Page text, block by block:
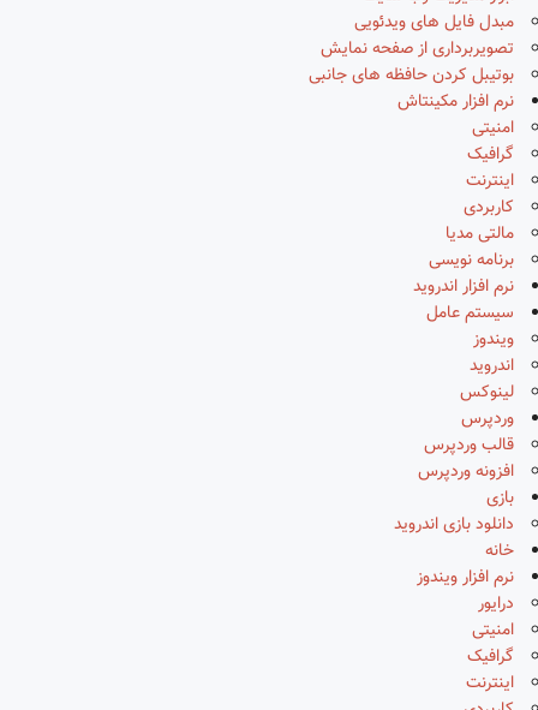
مبدل فایل های ویدئویی
تصویربرداری از صفحه نمایش
بوتیبل کردن حافظه های جانبی
نرم افزار مکینتاش
امنیتی
گرافیک
اینترنت
کاربردی
مالتی مدیا
برنامه نویسی
نرم افزار اندروید
سیستم عامل
ویندوز
اندروید
لینوکس
وردپرس
قالب وردپرس
افزونه وردپرس
بازی
دانلود بازی اندروید
خانه
نرم افزار ویندوز
درایور
امنیتی
گرافیک
اینترنت